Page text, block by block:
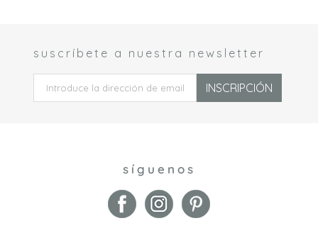
suscríbete a nuestra newsletter
INSCRIPCIÓN
síguenos